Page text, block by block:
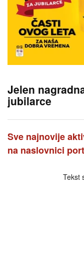
Jelen
jubilarce
Sve najnovije
na naslovnici
Tekst